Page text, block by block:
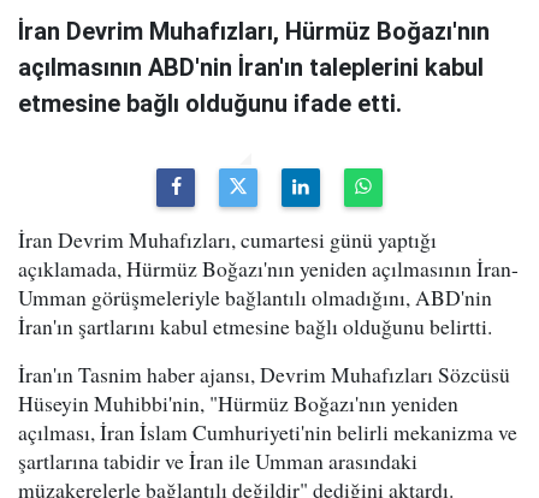
İran Devrim Muhafızları, Hürmüz Boğazı'nın
açılmasının ABD'nin İran'ın taleplerini kabul
etmesine bağlı olduğunu ifade etti.
İran Devrim Muhafızları, cumartesi günü yaptığı
açıklamada, Hürmüz Boğazı'nın yeniden açılmasının İran-
Umman görüşmeleriyle bağlantılı olmadığını, ABD'nin
İran'ın şartlarını kabul etmesine bağlı olduğunu belirtti.
İran'ın Tasnim haber ajansı, Devrim Muhafızları Sözcüsü
Hüseyin Muhibbi'nin, "Hürmüz Boğazı'nın yeniden
açılması, İran İslam Cumhuriyeti'nin belirli mekanizma ve
şartlarına tabidir ve İran ile Umman arasındaki
müzakerelerle bağlantılı değildir" dediğini aktardı.